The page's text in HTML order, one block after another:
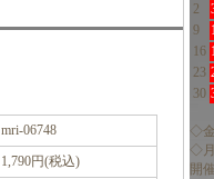
mri-06748
1,790円(税込)
2
9
16
23
30
◇金
◇月
開